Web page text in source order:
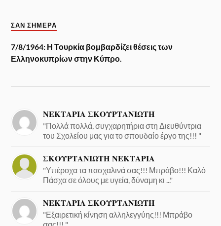
ΣΑΝ ΣΉΜΕΡΑ
7/8/1964: Η Τουρκία βομβαρδίζει θέσεις των
Ελληνοκυπρίων στην Κύπρο.
ΝΕΚΤΑΡΙΑ ΣΚΟΥΡΤΑΝΙΩΤΗ
"Πολλά πολλά, συγχαρητήρια στη Διευθύντρια
του Σχολείου μας για το σπουδαίο έργο της!!! "
ΣΚΟΥΡΤΑΝΙΩΤΗ ΝΕΚΤΑΡΙΑ
"Υπέροχα τα πασχαλινά σας!!! Μπράβο!!! Καλό
Πάσχα σε όλους με υγεία, δύναμη κι ..."
ΝΕΚΤΑΡΙΑ ΣΚΟΥΡΤΑΝΙΩΤΗ
"Εξαιρετική κίνηση αλληλεγγύης!!! Μπράβο